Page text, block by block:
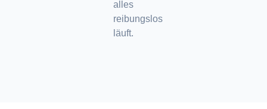
alles
reibungslos
läuft.